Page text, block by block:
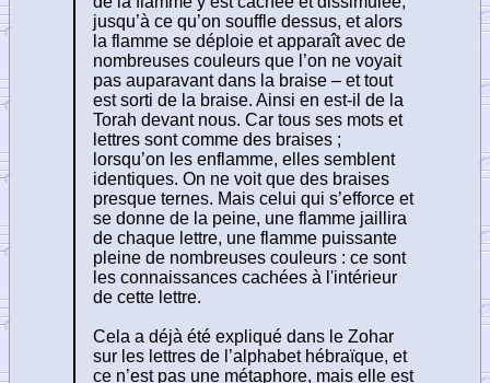
jusqu’à ce qu’on souffle dessus, et alors
la flamme se déploie et apparaît avec de
nombreuses couleurs que l’on ne voyait
pas auparavant dans la braise – et tout
est sorti de la braise. Ainsi en est-il de la
Torah devant nous. Car tous ses mots et
lettres sont comme des braises ;
lorsqu’on les enflamme, elles semblent
identiques. On ne voit que des braises
presque ternes. Mais celui qui s’efforce et
se donne de la peine, une flamme jaillira
de chaque lettre, une flamme puissante
pleine de nombreuses couleurs : ce sont
les connaissances cachées à l'intérieur
de cette lettre.
Cela a déjà été expliqué dans le Zohar
sur les lettres de l’alphabet hébraïque, et
ce n’est pas une métaphore, mais elle est